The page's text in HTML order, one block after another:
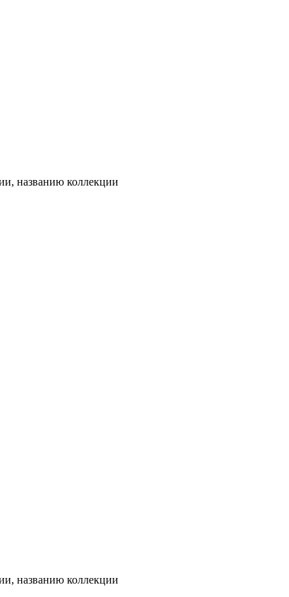
названию коллекции
названию коллекции